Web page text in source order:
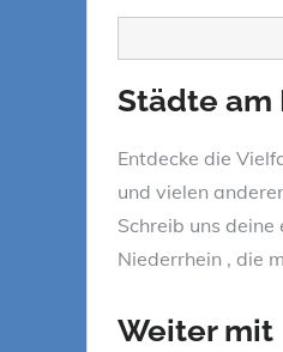
Städte
Entdecke die
und vielen
Schreib uns
Niederrhein , die
Weiter mit